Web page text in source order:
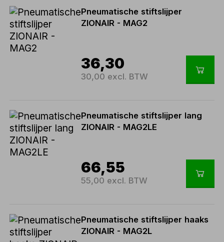
Pneumatische stiftslijper
ZIONAIR - MAG2
36,30
30,00 excl. BTW
Pneumatische stiftslijper lang
ZIONAIR - MAG2LE
66,55
55,00 excl. BTW
Pneumatische stiftslijper haaks
ZIONAIR - MAG2L